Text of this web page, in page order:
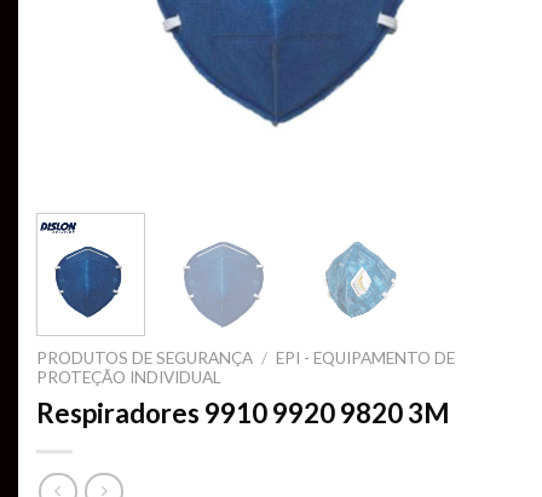
PRODUTOS DE SEGURANÇA / EPI - EQUIPAMENTO DE
PROTEÇÃO INDIVIDUAL
Respiradores 9910 9920 9820 3M